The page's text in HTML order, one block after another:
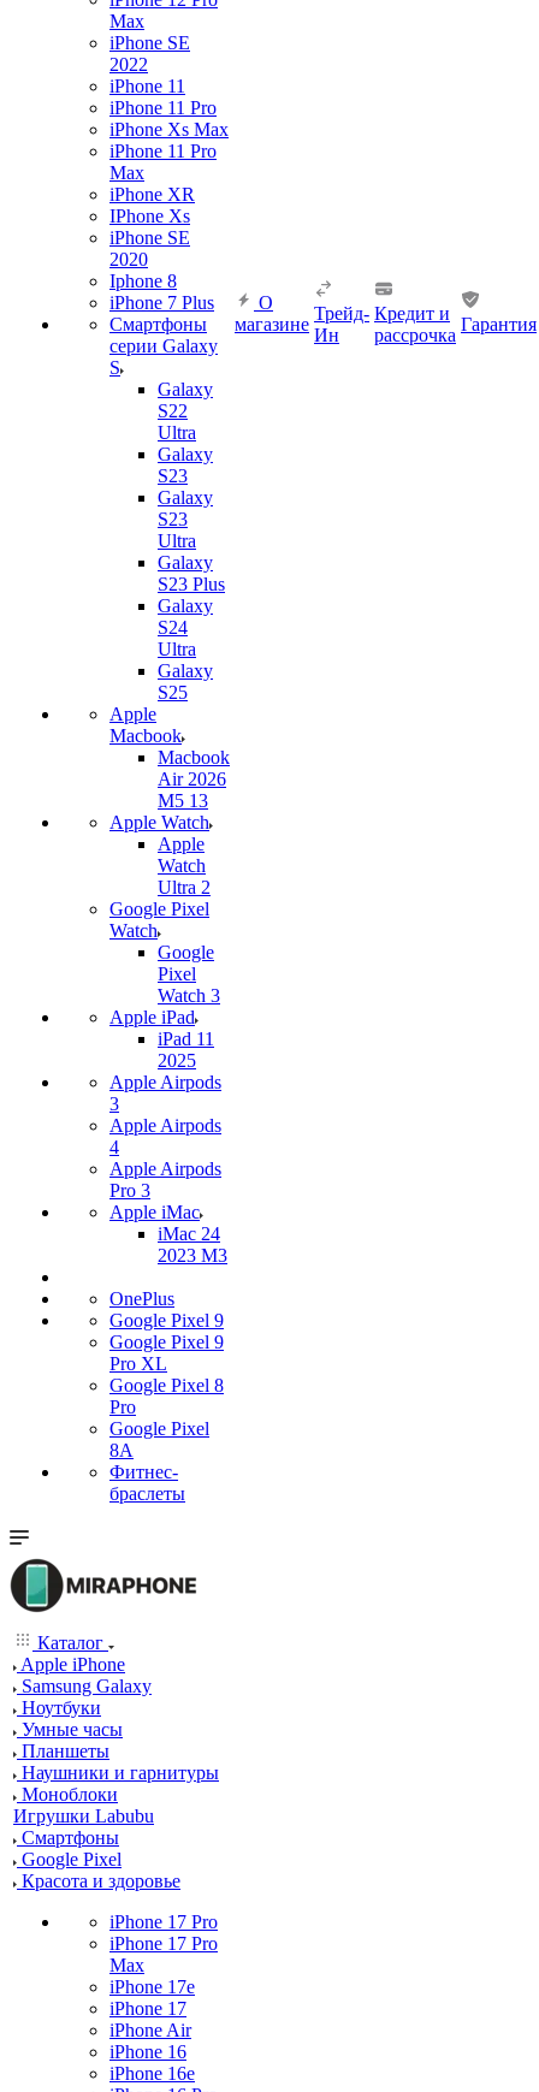
Max
iPhone SE
2022
iPhone 11
iPhone 11 Pro
iPhone Xs Max
iPhone 11 Pro
Max
iPhone XR
IPhone Xs
iPhone SE
2020
Iphone 8
iPhone 7 Plus
Смартфоны
серии Galaxy
S
Galaxy
S22
Ultra
Galaxy
S23
Galaxy
S23
Ultra
Galaxy
S23 Plus
Galaxy
S24
Ultra
Galaxy
S25
Apple
Macbook
Macbook
Air 2026
M5 13
Apple Watch
Apple
Watch
Ultra 2
Google Pixel
Watch
Google
Pixel
Watch 3
Apple iPad
iPad 11
2025
Apple Airpods
3
Apple Airpods
4
Apple Airpods
Pro 3
Apple iMac
iMac 24
2023 M3
OnePlus
Google Pixel 9
Google Pixel 9
Pro XL
Google Pixel 8
Pro
Google Pixel
8A
Фитнес-
браслеты
О
магазине
Трейд-
Ин
Кредит и
рассрочка
Гарантия
Каталог
Apple iPhone
Samsung Galaxy
Ноутбуки
Умные часы
Планшеты
Наушники и гарнитуры
Моноблоки
Игрушки Labubu
Смартфоны
Google Pixel
Красота и здоровье
iPhone 17 Pro
iPhone 17 Pro
Max
iPhone 17e
iPhone 17
iPhone Air
iPhone 16
iPhone 16e